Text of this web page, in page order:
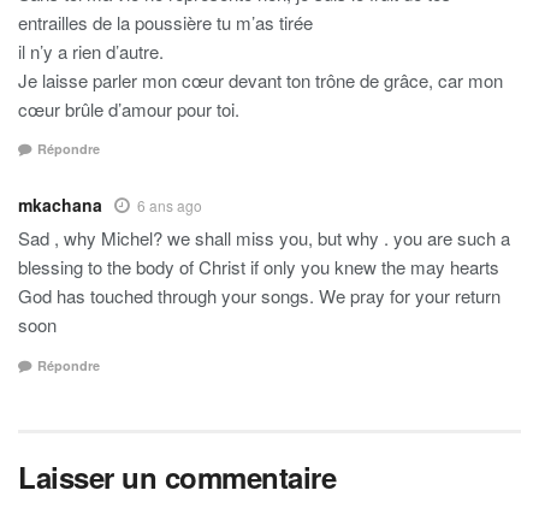
entrailles de la poussière tu m’as tirée
il n’y a rien d’autre.
Je laisse parler mon cœur devant ton trône de grâce, car mon
cœur brûle d’amour pour toi.
Répondre
mkachana 6 ans ago
Sad , why Michel? we shall miss you, but why . you are such a
blessing to the body of Christ if only you knew the may hearts
God has touched through your songs. We pray for your return
soon
Répondre
Laisser un commentaire